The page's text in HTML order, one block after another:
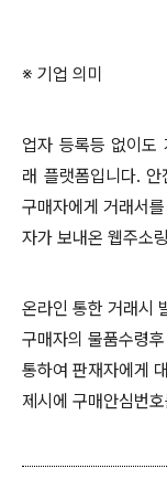
※ 기업 의미
업자 등록등 없이도
래 플랫폼입니다.
구매자에게 거래서
자가 보내온 웹주소
온라인 통한 거래시
구매자의 물품수령
통하여 판재자에게
제시에 구매안심번